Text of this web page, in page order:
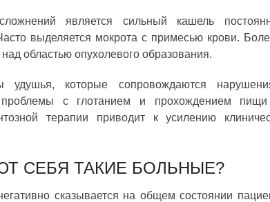
является сильный кашель
выделяется мокрота с примесью крови.
областью опухолевого образования.
удушья, которые сопровождаются
проблемы с глотанием и прохождением
терапии приводит к усилению
СЕБЯ ТАКИЕ БОЛЬНЫЕ?
сказывается на общем состоянии